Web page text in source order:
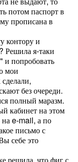
потом паспорт в
прописана в
контору и
Решила я-таки
и попробовать
мои
без очереди.
полный маразм.
кабинет на этом
на e-mail, а по
письмо с
себе это